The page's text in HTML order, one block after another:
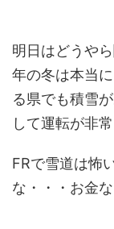
明日はどうや
年の冬は本当
る県でも積雪
して運転が非
FRで雪道は怖
な・・・お金な